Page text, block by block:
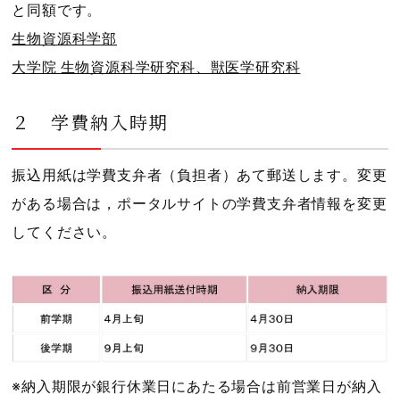
と同額です。
生物資源科学部
大学院 生物資源科学研究科、獣医学研究科
２ 学費納入時期
振込用紙は学費支弁者（負担者）あて郵送します。変更
がある場合は，ポータルサイトの学費支弁者情報を変更
してください。
※納入期限が銀行休業日にあたる場合は前営業日が納入